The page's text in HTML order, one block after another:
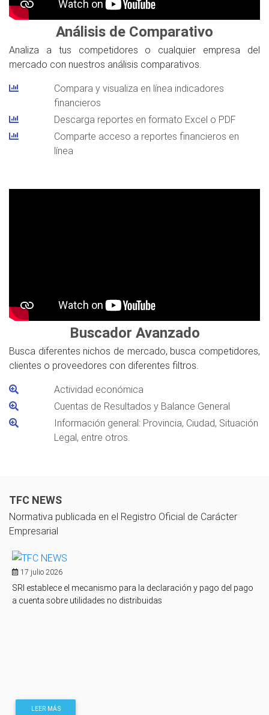
Análisis de Comparativo
Analiza a tus competidores o cualquier empresa del
mercado con nuestros análisis comparativos.
Compara y visualiza en línea indicadores
financieros
Descarga reportes en formato Excel o PDF
Comparte acceso a reportes financieros en
línea
Buscador Avanzado
Busca diferentes nichos de mercado, busca competidores,
clientes o proveedores con diferentes filtros.
Actividad económica
Cuentas de Resultados y Balance General
Información general: Provincia, Ciudad, Situación
Legal, entre otros.
TFC NEWS
Normativa publicada en el Registro Oficial de Carácter
Empresarial
17 julio 2026
SRI establece el mecanismo para la declaración y pago del pago
a cuenta sobre utilidades no distribuidas
LEER MÁS